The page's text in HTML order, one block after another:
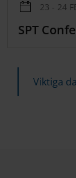
23 - 24
SPT
Viktiga